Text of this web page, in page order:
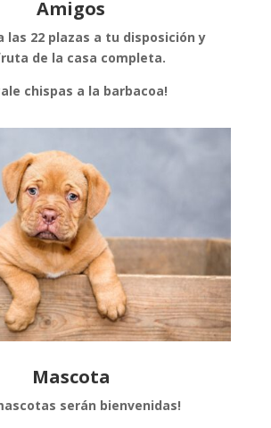
Amigos
las 22 plazas a tu disposición y
de la casa completa.
chispas a la barbacoa!
Mascota
serán bienvenidas!